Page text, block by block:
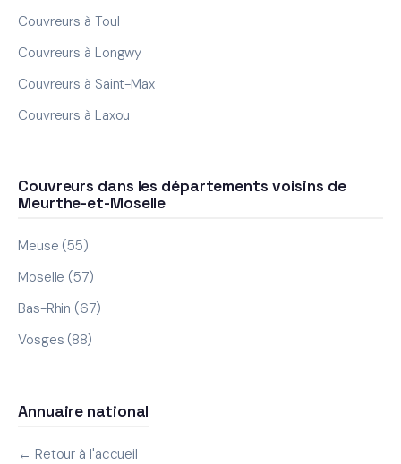
Couvreurs à Toul
Couvreurs à Longwy
Couvreurs à Saint-Max
Couvreurs à Laxou
Couvreurs dans les départements voisins de
Meurthe-et-Moselle
Meuse (55)
Moselle (57)
Bas-Rhin (67)
Vosges (88)
Annuaire national
← Retour à l'accueil